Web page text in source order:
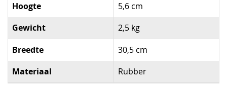
Hoogte 5,6 cm
Gewicht 2,5 kg
Breedte 30,5 cm
Materiaal Rubber